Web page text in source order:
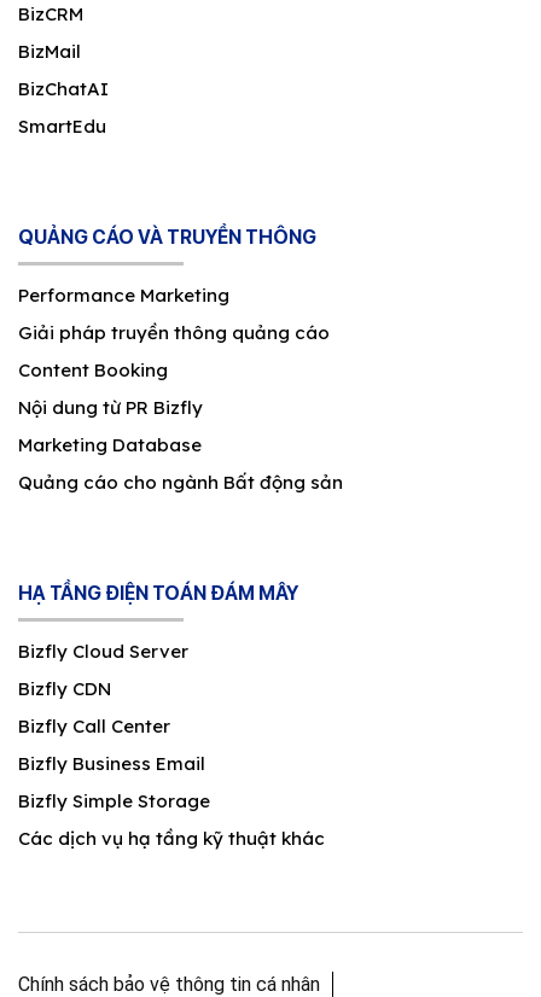
BizCRM
BizMail
BizChatAI
SmartEdu
QUẢNG CÁO VÀ TRUYỀN THÔNG
Performance Marketing
Giải pháp truyền thông quảng cáo
Content Booking
Nội dung từ PR Bizfly
Marketing Database
Quảng cáo cho ngành Bất động sản
HẠ TẦNG ĐIỆN TOÁN ĐÁM MÂY
Bizfly Cloud Server
Bizfly CDN
Bizfly Call Center
Bizfly Business Email
Bizfly Simple Storage
Các dịch vụ hạ tầng kỹ thuật khác
Chính sách bảo vệ thông tin cá nhân